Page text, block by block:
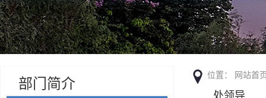
部门简介
位置： 网站首
处领导